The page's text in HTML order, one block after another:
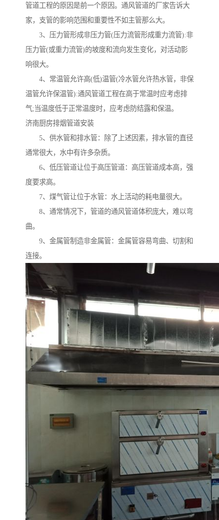
管道工程的原因是前一个原因。通风管道的厂家告诉大
家，支管的影响范围和重要性不如主管那么大。
3、压力管形成非压力管(压力流管形成重力流管):非
压力管(或重力流管)的坡度和流向发生变化，对活动影
响很大。
4、常温管允许高(低)温管(冷水管允许热水管，非保
温管允许保温管):通风管道工程在高于常温时应考虑排
气;当温度低于正常温度时，应考虑防结露和保温。
济南厨房排烟管道安装
5、供水管和排水管：除了上述因素，排水管的直径
通常很大，水中有许多杂质。
6、低压管道让位于高压管道：高压管道成本高，强
度要求高。
7、煤气管让位于水管：水上活动的耗电量很大。
8、通常情况下，管道的通风管道体积庞大，难以弯
曲。
9、金属管制造非金属管：金属管容易弯曲、切割和
连接。